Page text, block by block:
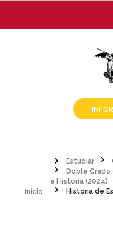
contenido
enlaces
Estudiar
Doble
e Historia (2024)
Historia de